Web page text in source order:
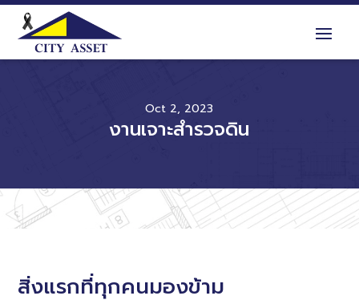
Oct 2, 2023
งานเจาะสำรวจดิน
สิ่งแรกที่ทุกคนมองข้าม